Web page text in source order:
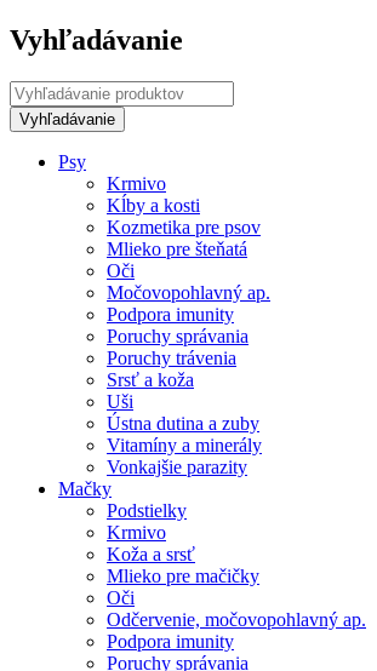
Vyhľadávanie
Psy
Krmivo
Kĺby a kosti
Kozmetika pre psov
Mlieko pre šteňatá
Oči
Močovopohlavný ap.
Podpora imunity
Poruchy správania
Poruchy trávenia
Srsť a koža
Uši
Ústna dutina a zuby
Vitamíny a minerály
Vonkajšie parazity
Mačky
Podstielky
Krmivo
Koža a srsť
Mlieko pre mačičky
Oči
Odčervenie, močovopohlavný ap.
Podpora imunity
Poruchy správania